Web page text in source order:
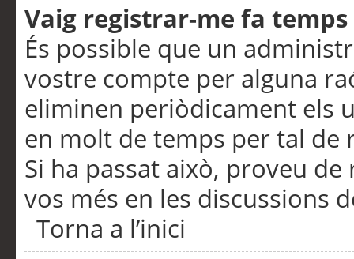
Vaig registrar-me fa
És possible que un
vostre compte per alguna
eliminen periòdicament els
en molt de temps per tal de
Si ha passat això, proveu
vos més en les discussions
Torna a l’inici